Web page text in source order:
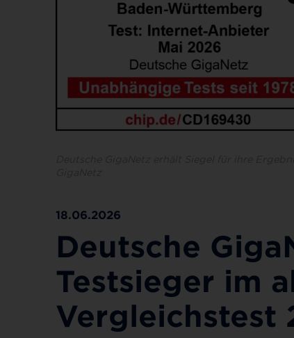
18.06.2026
Deutsche
Testsieger im
Vergleichstest